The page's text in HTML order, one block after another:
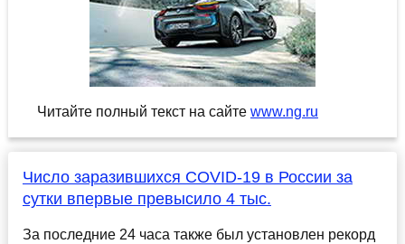
Читайте полный текст на сайте www.ng.ru
Число заразившихся COVID-19 в России за
сутки впервые превысило 4 тыс.
За последние 24 часа также был установлен рекорд